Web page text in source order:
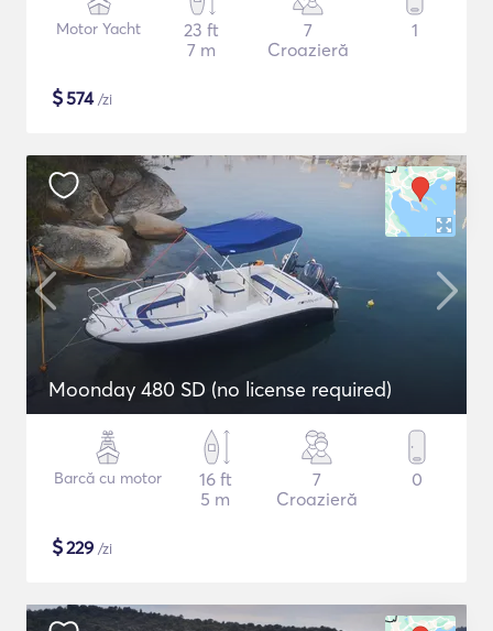
Motor Yacht
23 ft
7 m
7
Croazieră
1
$574/zi
Moonday 480 SD (no license required)
Barcă cu motor
16 ft
5 m
7
Croazieră
0
$229 /zi